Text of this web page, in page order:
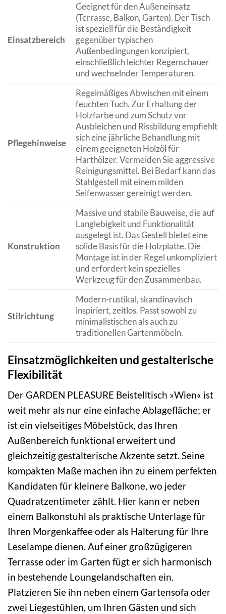
Einsatzbereich
Geeignet für den Außeneinsatz
(Terrasse, Balkon, Garten). Der Tisch
ist speziell für die Beständigkeit
gegenüber typischen
Außenbedingungen konzipiert,
einschließlich leichter Regenschauer
und wechselnder Temperaturen.
Pflegehinweise
Regelmäßiges Abwischen mit einem
feuchten Tuch. Zur Erhaltung der
Holzfarbe und zum Schutz vor
Ausbleichen und Rissbildung empfiehlt
sich eine jährliche Behandlung mit
einem geeigneten Holzöl für
Harthölzer. Vermeiden Sie aggressive
Reinigungsmittel. Bei Bedarf kann das
Stahlgestell mit einem milden
Seifenwasser gereinigt werden.
Konstruktion
Massive und stabile Bauweise, die auf
Langlebigkeit und Funktionalität
ausgelegt ist. Das Gestell bietet eine
solide Basis für die Holzplatte. Die
Montage ist in der Regel unkompliziert
und erfordert kein spezielles
Werkzeug für den Zusammenbau.
Stilrichtung
Modern-rustikal, skandinavisch
inspiriert, zeitlos. Passt sowohl zu
minimalistischen als auch zu
traditionellen Gartenmöbeln.
Einsatzmöglichkeiten und gestalterische
Flexibilität
Der GARDEN PLEASURE Beistelltisch »Wien« ist
weit mehr als nur eine einfache Ablagefläche; er
ist ein vielseitiges Möbelstück, das Ihren
Außenbereich funktional erweitert und
gleichzeitig gestalterische Akzente setzt. Seine
kompakten Maße machen ihn zu einem perfekten
Kandidaten für kleinere Balkone, wo jeder
Quadratzentimeter zählt. Hier kann er neben
einem Balkonstuhl als praktische Unterlage für
Ihren Morgenkaffee oder als Halterung für Ihre
Leselampe dienen. Auf einer großzügigeren
Terrasse oder im Garten fügt er sich harmonisch
in bestehende Loungelandschaften ein.
Platzieren Sie ihn neben einem Gartensofa oder
zwei Liegestühlen, um Ihren Gästen und sich